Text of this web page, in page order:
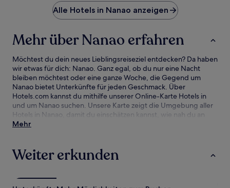
Alle Hotels in Nanao anzeigen
Mehr über Nanao erfahren
Möchtest du dein neues Lieblingsreiseziel entdecken? Da haben
wir etwas für dich: Nanao. Ganz egal, ob du nur eine Nacht
bleiben möchtest oder eine ganze Woche, die Gegend um
Nanao bietet Unterkünfte für jeden Geschmack. Über
Hotels.com kannst du mithilfe unserer Online-Karte Hotels in
und um Nanao suchen. Unsere Karte zeigt die Umgebung aller
Hotels in Nanao, damit du einschätzen kannst, wie nah du an
Sehenswürdigkeiten und Attraktionen bist. Anschließend
Mehr
Weiter erkunden